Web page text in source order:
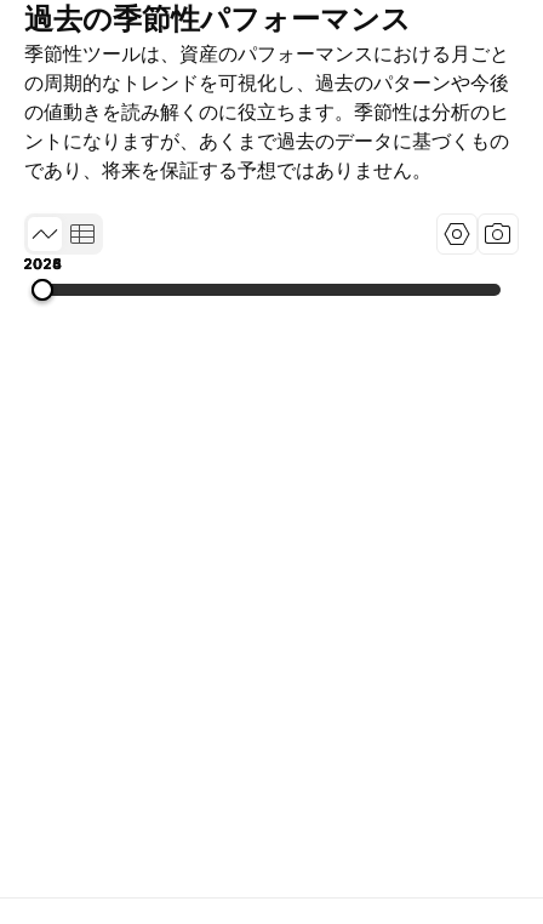
過去の季節性パフォーマンス
季節性ツールは、資産のパフォーマンスにおける月ごと
の周期的なトレンドを可視化し、過去のパターンや今後
の値動きを読み解くのに役立ちます。季節性は分析のヒ
ントになりますが、あくまで過去のデータに基づくもの
であり、将来を保証する予想ではありません。
2023
2024
2025
2026